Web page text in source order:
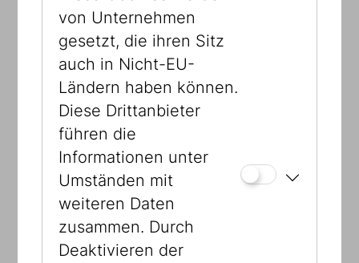
Kooperationspartner: "A Muslim, a
von Unternehmen
gesetzt, die ihren Sitz
auch in Nicht-EU-
Ländern haben können.
Diese Drittanbieter
führen die
Informationen unter
Umständen mit
weiteren Daten
zusammen. Durch
Deaktivieren der